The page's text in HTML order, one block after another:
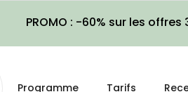
PROMO : -60% sur les
Programme Tarifs